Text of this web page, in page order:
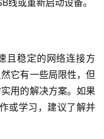
线或重新启动设备。
且稳定的网络连接方
它有一些局限性，但
用的解决方案。如果
或学习，建议了解并